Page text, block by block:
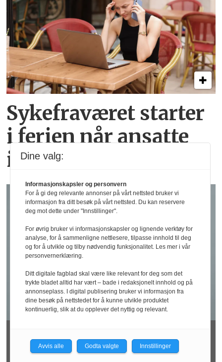
Sykefraværet starter
i ferien når ansatte
ikke får koblet av
Rapport: KI kan
utfordre arbeidsmiljøet
Dine valg:
Informasjonskapsler og personvern
For å gi deg relevante annonser på vårt nettsted bruker vi
informasjon fra ditt besøk på vårt nettsted. Du kan reservere
deg mot dette under "Innstillinger".
For øvrig bruker vi informasjonskapsler og lignende verktøy for
analyse, for å sammenligne nettlesere, tilpasse innhold til deg
og for å utvikle og tilby nødvendig funksjonalitet. Les mer i vår
personvernerklæring.
Ditt digitale fagblad skal være like relevant for deg som det
trykte bladet alltid har vært – bade i redaksjonelt innhold og på
annonseplass. I digital publisering bruker vi informasjon fra
dine besøk på nettstedet for å kunne utvikle produktet
kontinuerlig, slik at du opplever det nyttig og relevant.
Avvis alle Godta valgte Innstillinger